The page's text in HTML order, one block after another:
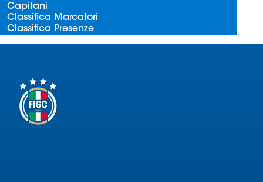
del
Calcio
Shop
delle
nazionali
Assicurazione
Capitani
Classifica Marcatori
Classifica Presenze